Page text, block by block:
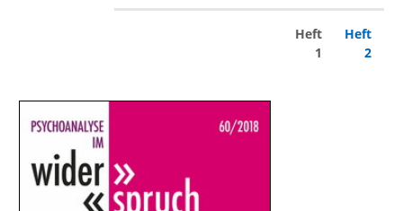
Heft
1
Heft
2